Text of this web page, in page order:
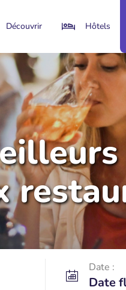
Découvrir Hôtels
Date :
Date